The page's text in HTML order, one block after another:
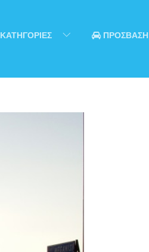
ΚΑΤΗΓΟΡΙΕΣ ΠΡΟΣΒΑΣΗ